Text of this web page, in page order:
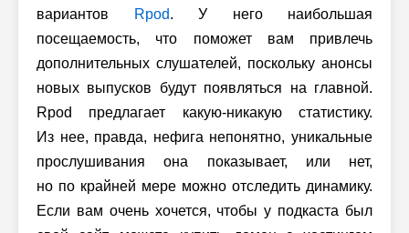
вариантов
Rpod. У него наибольшая
посещаемость, что поможет вам привлечь
дополнительных слушателей, поскольку анонсы
новых выпусков будут появляться на главной.
Rpod предлагает какую-никакую статистику.
Из нее, правда, нефига непонятно, уникальные
прослушивания она показывает, или нет,
но по крайней мере можно отследить динамику.
Если вам очень хочется, чтобы у подкаста был